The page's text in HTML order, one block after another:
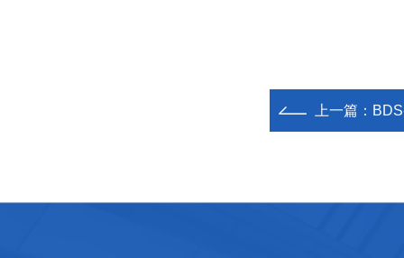
上一篇：